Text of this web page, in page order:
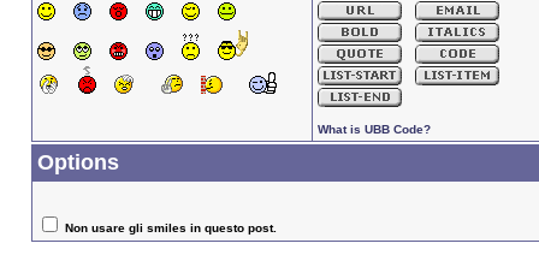
What is UBB Code?
Options
Non usare gli smiles in questo post.